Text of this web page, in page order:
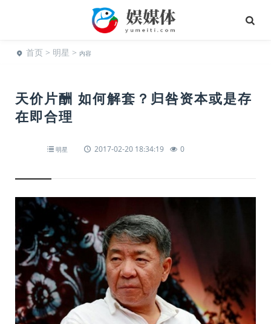
首页 > 明星 > 内容
天价片酬 如何解套？归咎资本或是存
在即合理
明星 2017-02-20 18:34:19 0